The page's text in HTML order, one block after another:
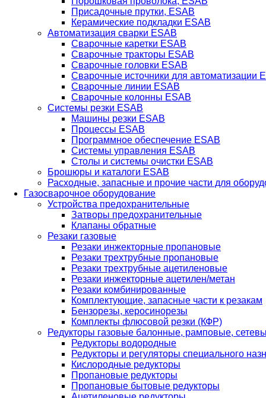
Присадочные прутки, ESAB
Керамические подкладки ESAB
Автоматизация сварки ESAB
Сварочные каретки ESAB
Сварочные тракторы ESAB
Сварочные головки ESAB
Сварочные источники для автоматизации
Сварочные линии ESAB
Сварочные колонны ESAB
Системы резки ESAB
Машины резки ESAB
Процессы ESAB
Программное обеспечение ESAB
Системы управления ESAB
Столы и системы очистки ESAB
Брошюры и каталоги ESAB
Расходные, запасные и прочие части для
Газосварочное оборудование
Устройства предохранительные
Затворы предохранительные
Клапаны обратные
Резаки газовые
Резаки инжекторные пропановые
Резаки трехтрубные пропановые
Резаки трехтрубные ацетиленовые
Резаки инжекторные ацетилен/метан
Резаки комбинированные
Комплектующие, запасные части к резакам
Бензорезы, керосинорезы
Комплекты флюсовой резки (КФР)
Редукторы газовые балонные, рамповые,
Редукторы водородные
Редукторы и регуляторы специального
Кислородные редукторы
Пропановые редукторы
Пропановые бытовые редукторы